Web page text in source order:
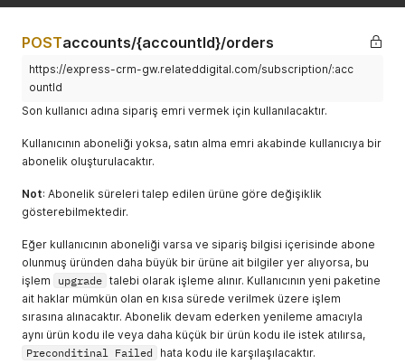
POSTaccounts/{accountId}/orders
https://express-crm-gw.relateddigital.com/subscription/:acc
ountId
Son kullanıcı adına sipariş emri vermek için kullanılacaktır.
Kullanıcının aboneliği yoksa, satın alma emri akabinde kullanıcıya bir
abonelik oluşturulacaktır.
Not: Abonelik süreleri talep edilen ürüne göre değişiklik
gösterebilmektedir.
Eğer kullanıcının aboneliği varsa ve sipariş bilgisi içerisinde abone
olunmuş üründen daha büyük bir ürüne ait bilgiler yer alıyorsa, bu
işlem
upgrade talebi olarak işleme alınır. Kullanıcının yeni paketine
ait haklar mümkün olan en kısa sürede verilmek üzere işlem
sırasına alınacaktır. Abonelik devam ederken yenileme amacıyla
aynı ürün kodu ile veya daha küçük bir ürün kodu ile istek atılırsa,
Preconditinal Failed
hata kodu ile karşılaşılacaktır.